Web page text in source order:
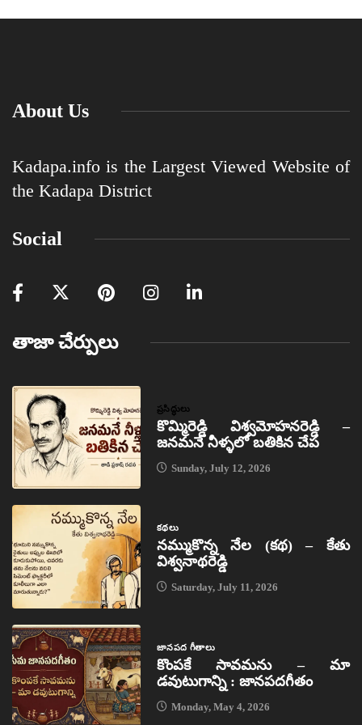
About Us
Kadapa.info is the Largest Viewed Website of
the Kadapa District
Social
తాజా చేర్పులు
ప్రసిద్ధులు
కొమ్మిరెడ్డి విశ్వమోహనరెడ్డి –
జనమనే నీళ్ళలో బతికిన చేప
Sunday, July 12, 2026
కథలు
నమ్ముకొన్న నేల (కథ) – కేతు
విశ్వనాథరెడ్డి
Saturday, July 11, 2026
జానపద గీతాలు
కొంపకే సావమను – మా
డవుటుగాన్ని : జానపదగీతం
Monday, May 4, 2026